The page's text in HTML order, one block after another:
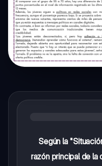
Según la
razón principal de